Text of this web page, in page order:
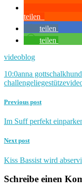
teilen
teilen
teilen
videoblog
10:0anna gottschalk
challengeliegestütze
Previous post
Im Suff perfekt
Next post
Kiss Bassist wird
Schreibe einen